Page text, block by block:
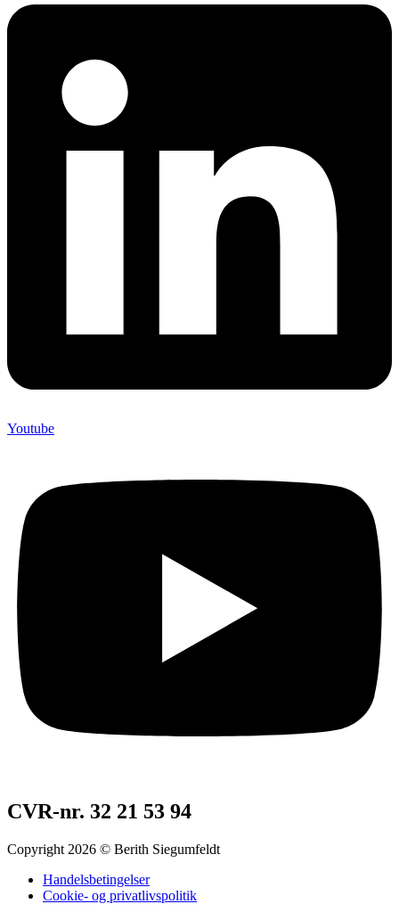
Youtube
CVR-nr. 32 21 53 94
Copyright 2026 © Berith Siegumfeldt
Handelsbetingelser
Cookie- og privatlivspolitik